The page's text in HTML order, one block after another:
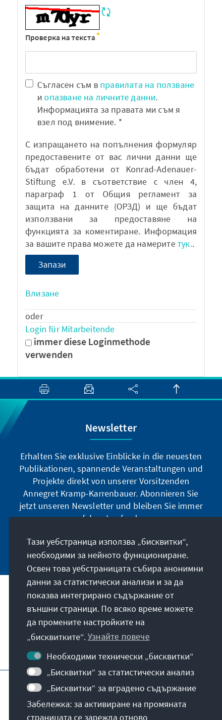
Проверка на текста
Съгласен съм в правилата на ползване
иопазване на личните данни.
Информацията за правата ми съм я
взел под внимение. *
С изпращането на попълнения формуляр
предоставените от вас лични данни ще
бъдат обработени от Konrad-Adenauer-
Stiftung e.V. в съответствие с член 4,
параграф 1 от Общия регламент за
защита на данните (ОРЗД) и ще бъдат
използвани за предоставяне на
функцията за коментиране. Информация
за вашите права можете да намеритетук..
Запази
Влизане
oder
Login für Mitarbeitende
immer diese Loginmethode
verwenden
Newsletter
Erhalten Sie exklusive Einblicke in die neuesten
Publikationen, spannende Veranstaltungen und
Projekte direkt von unserer Vorsitzenden
Annegret Kramp-Karrenbauer. Abonnieren Sie
jetzt unseren Newsletter und bleiben Sie immer
auf dem Laufenden.
Jetzt abonnieren
Нашата мисия
Контакт
Допълнителни оферти от фондацията
Авторско каре
Условия за ползване
Erklärung zur Barrierefreiheit
Barriere melden
Тази уебстраница използва „бисквитки“,
необходими за нейното функциониране.
Освен това уебстраницата събира анонимни
данни за статистически анализи и за да
показва интегрирано съдържание от
външни страници. По всяко време можете
да промените настройките на
„бисквитките“.Узнайте повече
Необходими технически „бисквитки“
„Бисквитки“ за статистически анализ
„Бисквитки“ за вградено съдържание
Забележка: за активиране на промяната
страницата се зарежда отново